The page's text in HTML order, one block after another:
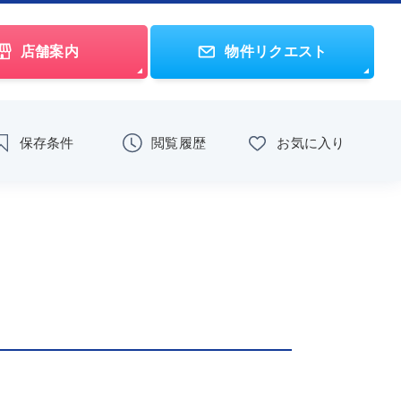
店舗案内 物件リクエスト
保存条件 閲覧履歴 お気に入り